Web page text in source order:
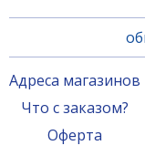
Воблер REEF
Адреса магазинов
Что с заказом?
Оферта